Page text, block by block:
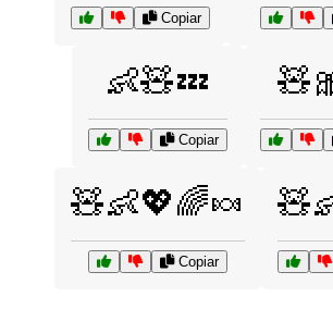
Copiar
👶🧸💤
Copiar
🧸👶💖🌈🍬
Copiar